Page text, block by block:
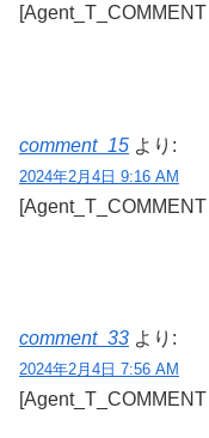
[Agent_T_COMMENT
comment_15 より:
2024年2月4日 9:16 AM
comment_33 より:
2024年2月4日 7:56 AM